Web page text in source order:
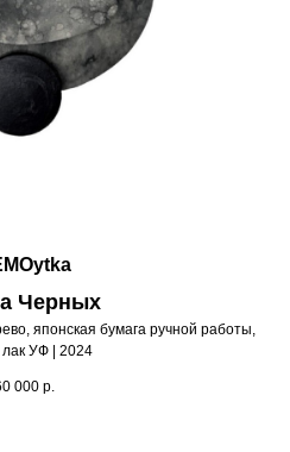
Черных
японская бумага ручной работы,
лак УФ | 2024
000 р.